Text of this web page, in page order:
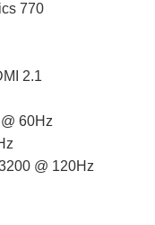
770
2.1
60Hz
@ 120Hz